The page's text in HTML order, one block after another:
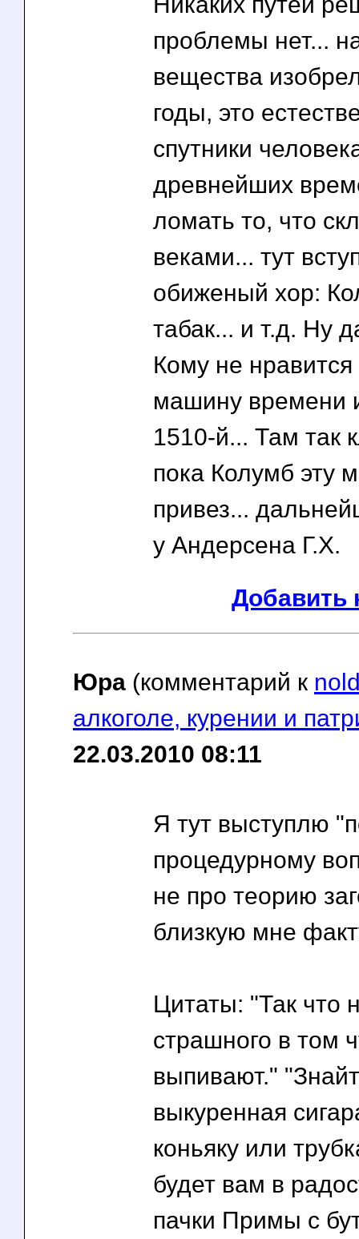
проблемы нет...
вещества
годы, это
спутники
древнейших
ломать то, что
веками... тут
обиженый хор:
табак... и т.д. Ну
Кому не
машину времени
1510-й... Там так
пока Колумб эту
привез...
у Андерсена Г.Х.
Добавить
Юра (комментарий к
алкоголе, курении и
22.03.2010 08:11
Я тут выступлю
процедурному
не про теорию
близкую мне
Цитаты: "Так что
страшного в том
выпивают."
выкуренная
коньяку или
будет вам в
пачки Примы с